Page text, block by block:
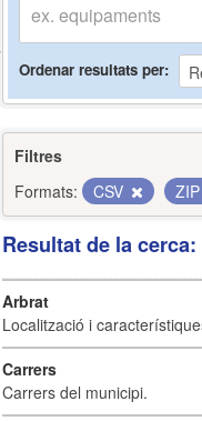
Ordenar resultats per
Filtres
Formats:
CSV
Resultat de la
Arbrat
Localització i
Carrers
Carrers del municipi.